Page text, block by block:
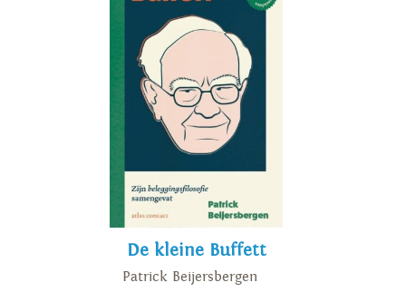
De kleine Buffett
Patrick Beijersbergen